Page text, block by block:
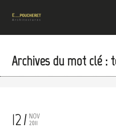
Archives du mot clé :
12
NOV
2011